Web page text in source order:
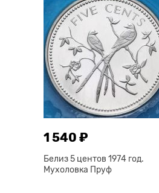
1 540 ₽
Белиз 5 центов 1974 год.
Мухоловка Пруф